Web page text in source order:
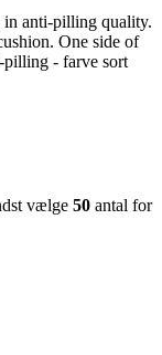
in anti-pilling quality.
One side of
pilling - farve sort
vælge 50 antal for